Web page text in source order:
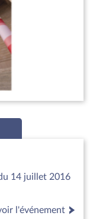
14 juillet 2016
l'événement